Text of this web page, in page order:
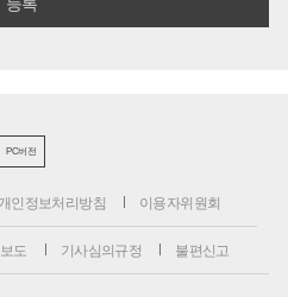
PC버전
개인정보처리방침 이용자위원회
도 기사심의규정 불편신고